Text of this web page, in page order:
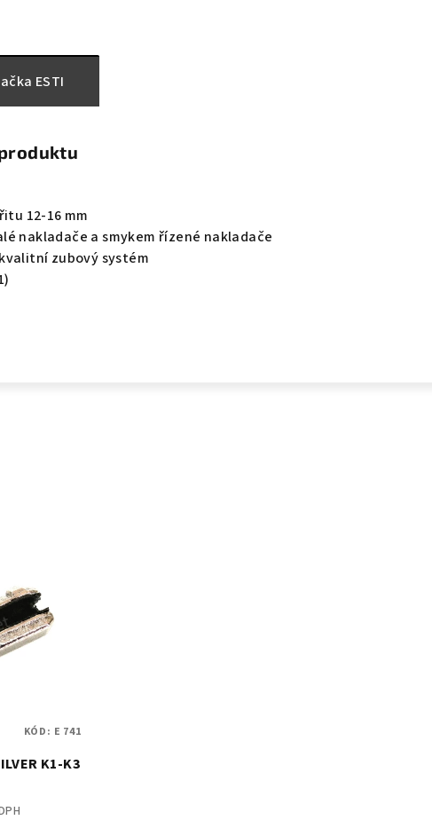
ESTI
12-16 mm
nakladače a smykem řízené nakladače
zubový systém
K1-K3
KÓD: E 741